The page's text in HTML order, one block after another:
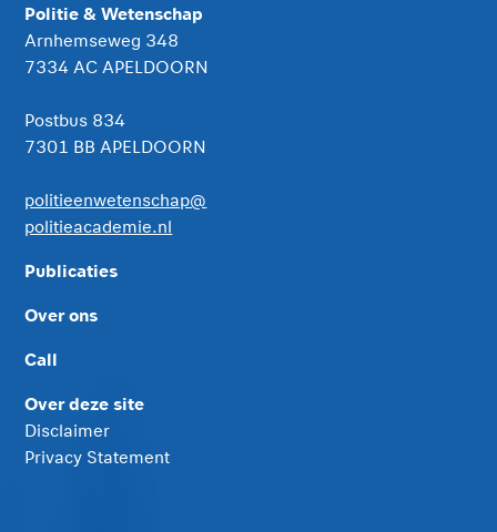
Politie & Wetenschap
Arnhemseweg 348
7334 AC APELDOORN
Postbus 834
7301 BB APELDOORN
politieenwetenschap@
politieacademie.nl
Publicaties
Over ons
Call
Over deze site
Disclaimer
Privacy Statement